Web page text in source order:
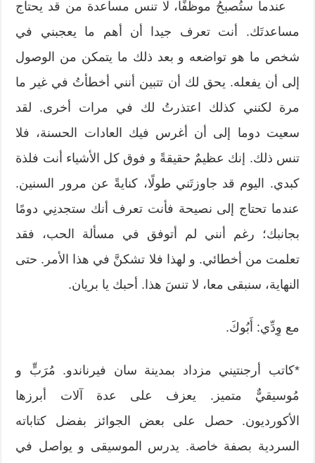
عندما ستُصبحُ موظفًا، لا تنس مساعدة من قد يحتاج
مساعدتَك. أنت تعرف جيدا أن أهم ما يعجبني في
شخص ما هو تواضعه و بعد ذلك ما يتمكن من الوصول
إلى أن يفعله. يحق لك أن تتبين أنني أخطأتُ في غير ما
مرة لكنني كذلك اعتذرتُ لك في مرات أخرى. لقد
سعيت دوما إلى أن أغرس فيك العادات الحسنة، فلا
تنس ذلك. إنك عظيمٌ حقيقةً و فوق كل الأشياء أنت فلذة
كبدي. اليوم قد جاوزتَني طولًا، كنايةً عن مرور السنين.
عندما تحتاج إلى نصيحة فأنت تعرف أنك ستجدنِي دومًا
بجانبك؛ رغم أنني لم أتوفق في مسألة الحب، فقد
تعلمت من أخطائي. و لهذا فلا تشكنَّ في هذا الأمر. حتى
النهاية، سنبقى معا، لا تنسَ هذا. أحبك يا بريان.
مع وِدِّي: أَبُوكَ.
*كاتب أرجنتيني مزداد بمدينة سان فيرناندو. مُرَبٍّ و
مُوسيقيٌّ متميز. يعزف على عدة آلات أبرزها
الأكورديون. حصل على بعض الجوائز بفضل كتاباته
السردية بصفة خاصة. يدرس الموسيقى و يواصل في